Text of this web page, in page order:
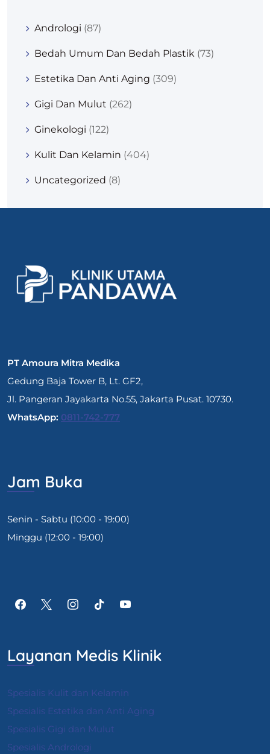
Andrologi (87)
Bedah Umum Dan Bedah Plastik (73)
Estetika Dan Anti Aging (309)
Gigi Dan Mulut (262)
Ginekologi (122)
Kulit Dan Kelamin (404)
Uncategorized (8)
PT Amoura Mitra Medika
Gedung Baja Tower B, Lt. GF2,
Jl. Pangeran Jayakarta No.55, Jakarta Pusat. 10730.
WhatsApp: 0811-742-777
Jam Buka
Senin - Sabtu (10:00 - 19:00)
Minggu (12:00 - 19:00)
Layanan Medis Klinik
Spesialis Kulit dan Kelamin
Spesialis Estetika dan Anti Aging
Spesialis Gigi dan Mulut
Spesialis Andrologi